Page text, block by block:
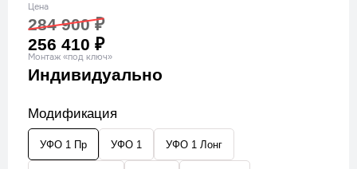
Цена
284 900 ₽
256 410 ₽
Монтаж «под ключ»
Индивидуально
Модификация
УФО 1 Пр УФО 1 УФО 1 Лонг